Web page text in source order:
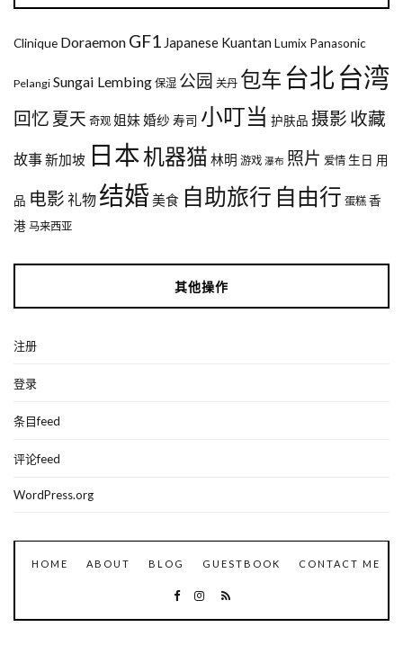
Clinique Doraemon GF1 Japanese Kuantan Lumix Panasonic
Pelangi Sungai Lembing 保湿 公园 关丹 包车 台北 台湾
回忆 夏天 奇观 姐妹婚纱 寿司 小叮当 护肤品 摄影 收藏
故事新加坡 日本机器猫 林明 游戏 瀑布 照片 爱情 生日 用
品 电影 礼物 结婚美食 自助旅行 自由行 蛋糕 香
港 马来西亚
其他操作
注册
登录
条目feed
评论feed
WordPress.org
HOME ABOUT BLOG GUESTBOOK CONTACT ME